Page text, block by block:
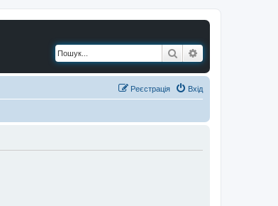
Пошук
Вхід
Реєстрація